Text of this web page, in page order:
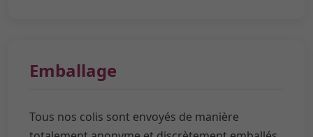
Emballage
Tous nos colis sont envoyés de manière
totalement anonyme et discrètement emballés.